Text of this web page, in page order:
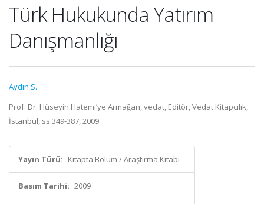
Türk Hukukunda Yatırım
Danışmanlığı
Aydın S.
Prof. Dr. Hüseyin Hatemi’ye Armağan, vedat, Editör, Vedat Kitapçılık,
İstanbul, ss.349-387, 2009
Yayın Türü: Kitapta Bölüm / Araştırma Kitabı
Basım Tarihi: 2009